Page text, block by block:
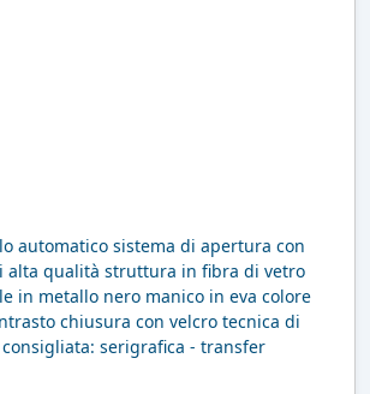
automatico sistema di apertura con
alta qualità struttura in fibra di vetro
in metallo nero manico in eva colore
chiusura con velcro tecnica di
serigrafica - transfer